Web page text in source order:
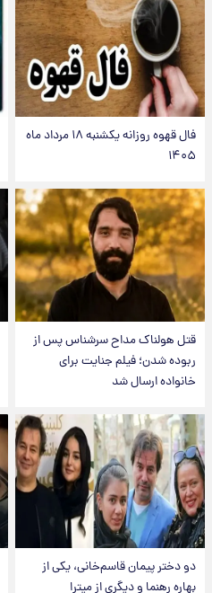
فال قهوه روزانه یکشنبه ۱۸ مرداد ماه
۱۴۰۵
قتل هولناک مداح سرشناس پس از
ربوده شدن؛ فیلم جنایت برای
خانواده ارسال شد
دو دختر پیمان قاسم‌خانی، یکی از
بهاره رهنما و دیگری از میترا